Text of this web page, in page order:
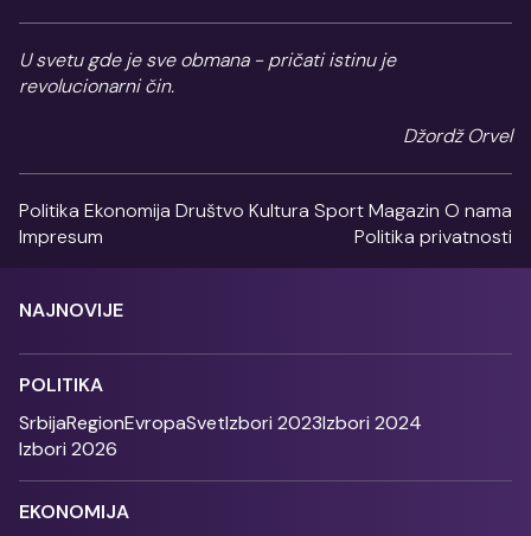
U svetu gde je sve obmana - pričati istinu je
revolucionarni čin.
Džordž Orvel
Politika Ekonomija Društvo Kultura SportMagazin O nama
Impresum
Politika privatnosti
NAJNOVIJE
POLITIKA
SrbijaRegionEvropaSvetIzbori 2023Izbori 2024
Izbori 2026
EKONOMIJA